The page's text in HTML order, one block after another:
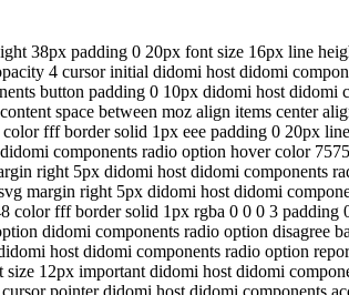
38px padding 0 20px font size 16px line
4 cursor initial didomi host didomi
button padding 0 10px didomi host
space between moz align items center
fff border solid 1px eee padding 0 20px
components radio option hover color
right 5px didomi host didomi components
margin right 5px didomi host didomi
color fff border solid 1px rgba 0 0 0 3
didomi components radio option
host didomi components radio option
12px important didomi host didomi
pointer didomi host didomi components